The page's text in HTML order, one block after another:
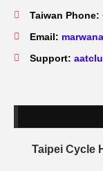
Taiwan Phone:
Email:
Support:
Taipei Cycle